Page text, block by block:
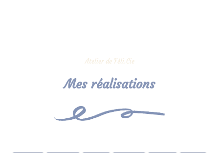
Atelier de Féli.Cie
Mes réalisations